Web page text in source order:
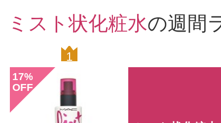
クチコミを投稿する
CT会員様は、
らクチコミ投稿すると1 商品に
ミスト状化粧水の週間
1
17%
OFF